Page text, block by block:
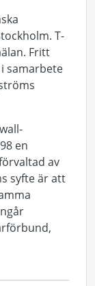
T-
Fritt
samarbete
en
av
syfte är att